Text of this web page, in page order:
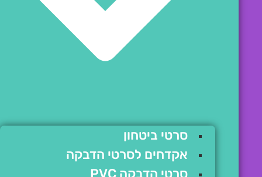
סרטי ביטחון
אקדחים לסרטי הדבקה
סרטי הדבקה PVC